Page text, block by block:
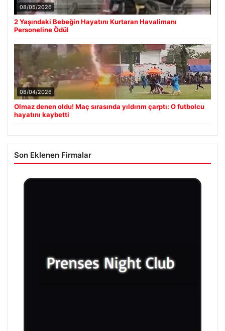
08/05/2026
2 Yaşındaki Bebeğin Hayatını Kurtaran Havalimanı
Personeline Ödül
08/04/2026
Olmaz denen oldu! Maç sırasında yıldırım çarptı: O futbolcu
hayatını kaybetti
Son Eklenen Firmalar